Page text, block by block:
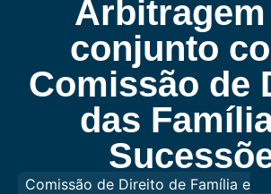
Arbitragem
conjunto
Comissão de
das
Comissão de Direito de Família e